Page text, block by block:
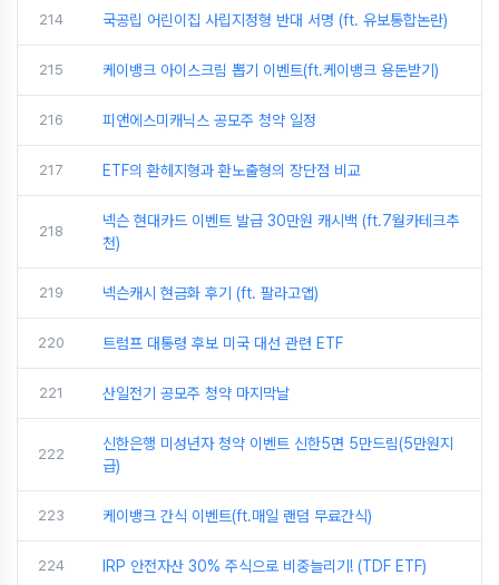
214 국공립 어린이집 사립지정형 반대 서명 (ft. 유보통합논란)
215 케이뱅크 아이스크림 뽑기 이벤트(ft.케이뱅크 용돈받기)
216 피앤에스미캐닉스 공모주 청약 일정
217 ETF의 환헤지형과 환노출형의 장단점 비교
218
넥슨 현대카드 이벤트 발급 30만원 캐시백 (ft.7월카테크추
천)
219 넥슨캐시 현금화 후기 (ft. 팔라고앱)
220 트럼프 대통령 후보 미국 대선 관련 ETF
221 산일전기 공모주 청약 마지막날
222
신한은행 미성년자 청약 이벤트 신한5면 5만드림(5만원지
급)
223 케이뱅크 간식 이벤트(ft.매일 랜덤 무료간식)
224 IRP 안전자산 30% 주식으로 비중늘리기! (TDF ETF)